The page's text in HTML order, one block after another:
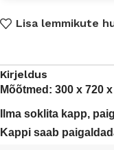
Lisa lemmikute
Kirjeldus
Mõõtmed: 300 x 720
Ilma soklita kapp,
Kappi saab